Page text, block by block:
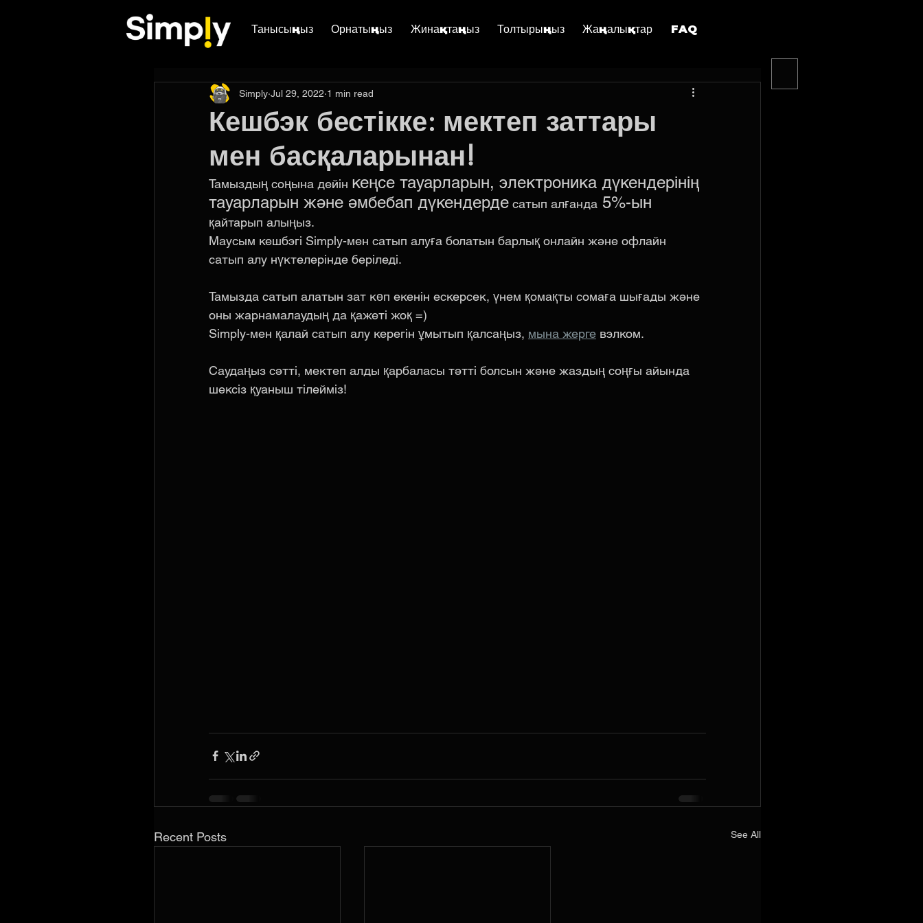
Танысыңыз Орнатыңыз Жинақтаңыз Толтырыңыз Жаңалықтар FAQ
Кешбэк бестікке: мектеп заттары
мен басқаларынан!
Simply Jul 29, 2022 1 min read
Тамыздың соңына дейін кеңсе тауарларын, электроника дүкендерінің
тауарларын және әмбебап дүкендерде сатып алғанда 5%-ын
қайтарып алыңыз.
Маусым кешбэгі Simply-мен сатып алуға болатын барлық онлайн және офлайн
сатып алу нүктелерінде беріледі.
Тамызда сатып алатын зат көп екенін ескерсек, үнем қомақты сомаға шығады және
оны жарнамалаудың да қажеті жоқ =)
Simply-мен қалай сатып алу керегін ұмытып қалсаңыз, мына жерге вэлком.
Саудаңыз сәтті, мектеп алды қарбаласы тәтті болсын және жаздың соңғы айында
шексіз қуаныш тілейміз!
Recent Posts See All